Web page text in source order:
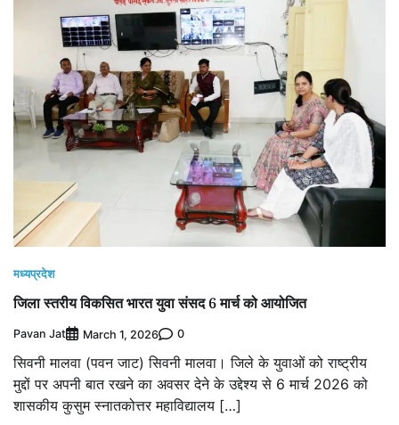
मध्यप्रदेश
जिला स्तरीय विकसित भारत युवा संसद 6 मार्च को आयोजित
Pavan Jat March 1, 2026 0
सिवनी मालवा (पवन जाट) सिवनी मालवा। जिले के युवाओं को राष्ट्रीय
मुद्दों पर अपनी बात रखने का अवसर देने के उद्देश्य से 6 मार्च 2026 को
शासकीय कुसुम स्नातकोत्तर महाविद्यालय […]